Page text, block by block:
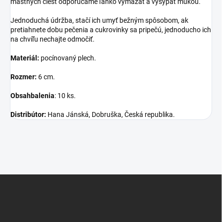
Jednoduchá údržba, stačí ich umyť bežným spôsobom, ak
pretiahnete dobu pečenia a cukrovinky sa pripečú, jednoducho ich
na chvíľu nechajte odmočiť.
Materiál: pocínovaný plech.
Rozmer: 6 cm.
Obsahbalenia: 10 ks.
Distribútor: Hana Jánská, Dobruška, Česká republika.